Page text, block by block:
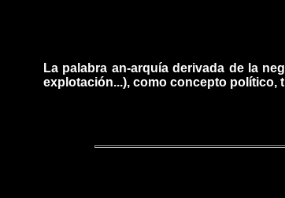
La palabra an-arquía derivada de la
explotación...), como concepto político,